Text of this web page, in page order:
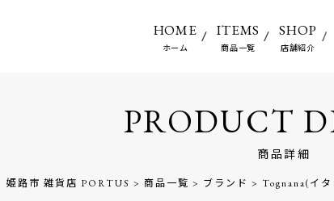
HOME
ホーム
ITEMS
商品一覧
SHOP
店舗紹介
PRODUCT
商品詳細
姫路市 雑貨店 PORTUS > 商品一覧 > ブランド > Tognana(イ